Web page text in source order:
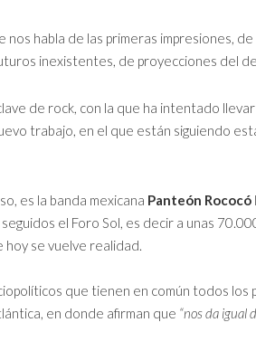
nos habla de las primeras impresiones,
inexistentes, de proyecciones del
de rock, con la que ha intentado
trabajo, en el que están siguiendo
es la banda mexicana Panteón Rococó
el Foro Sol, es decir a unas
se vuelve realidad.
que tienen en común todos los
en donde afirman que “nos da igual